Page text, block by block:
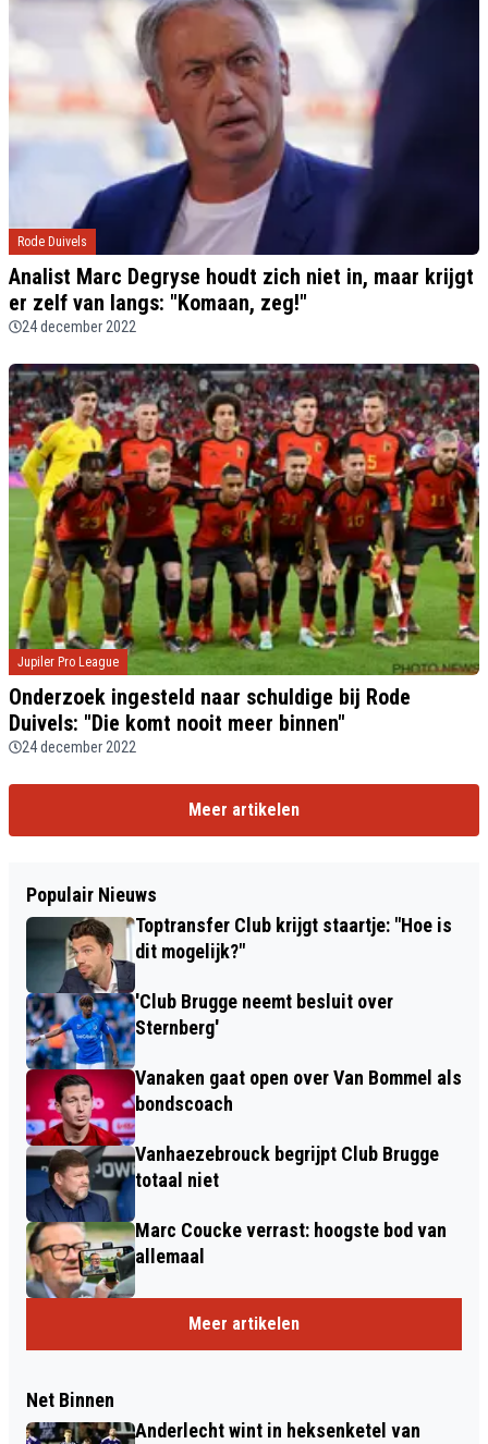
Rode Duivels
Analist Marc Degryse houdt zich niet in, maar krijgt
er zelf van langs: "Komaan, zeg!"
24 december 2022
Jupiler Pro League
Onderzoek ingesteld naar schuldige bij Rode
Duivels: "Die komt nooit meer binnen"
24 december 2022
Meer artikelen
Populair Nieuws
Toptransfer Club krijgt staartje: "Hoe is
dit mogelijk?"
'Club Brugge neemt besluit over
Sternberg'
Vanaken gaat open over Van Bommel als
bondscoach
Vanhaezebrouck begrijpt Club Brugge
totaal niet
Marc Coucke verrast: hoogste bod van
allemaal
Meer artikelen
Net Binnen
Anderlecht wint in heksenketel van